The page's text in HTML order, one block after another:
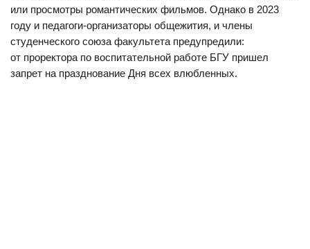
или просмотры романтических фильмов. Однако в 2023
году и педагоги-организаторы общежития, и члены
студенческого союза факультета предупредили:
от проректора по воспитательной работе БГУ пришел
запрет на празднование Дня всех влюбленных.